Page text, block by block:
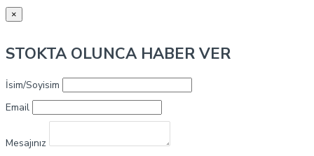
×
STOKTA OLUNCA HABER VER
İsim/Soyisim
Email
Mesajınız